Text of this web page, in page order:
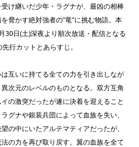
け継いだ少年・ラグナが、最凶の相棒
脅かす絶対強者の”竜”に挑む物語。本
30日(土)深夜より順次放送・配信となる
行カットとあらすじ。
互いに持てる全ての力を引き出しなが
次元のレベルのものとなる。双方互角
の激突だったが遂に決着を迎えること
グナや銀装兵団によって血族を失い、
の中にいたアルテマティアだったが、
の力を再び取り戻す。翼の血族を全て